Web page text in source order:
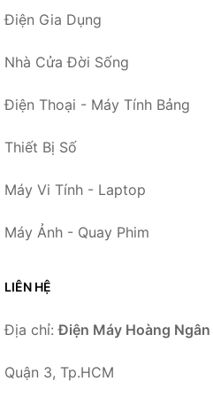
Điện Gia Dụng
Nhà Cửa Đời Sống
Điện Thoại - Máy Tính Bảng
Thiết Bị Số
Máy Vi Tính - Laptop
Máy Ảnh - Quay Phim
LIÊN HỆ
Địa chỉ:Điện Máy Hoàng Ngân
Quận 3, Tp.HCM